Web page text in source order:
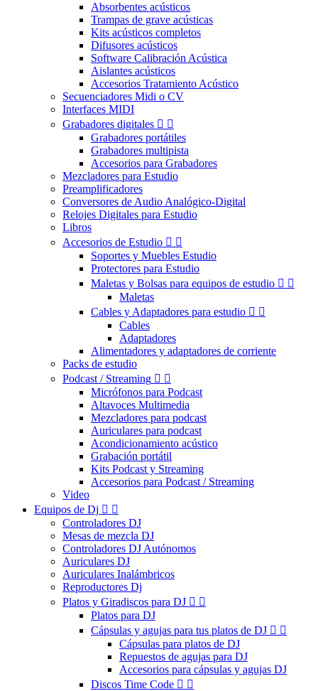
Absorbentes acústicos
Trampas de grave acústicas
Kits acústicos completos
Difusores acústicos
Software Calibración Acústica
Aislantes acústicos
Accesorios Tratamiento Acústico
Secuenciadores Midi o CV
Interfaces MIDI
Grabadores digitales  
Grabadores portátiles
Grabadores multipista
Accesorios para Grabadores
Mezcladores para Estudio
Preamplificadores
Conversores de Audio Analógico-Digital
Relojes Digitales para Estudio
Libros
Accesorios de Estudio  
Soportes y Muebles Estudio
Protectores para Estudio
Maletas y Bolsas para equipos de estudio  
Maletas
Cables y Adaptadores para estudio  
Cables
Adaptadores
Alimentadores y adaptadores de corriente
Packs de estudio
Podcast / Streaming  
Micrófonos para Podcast
Altavoces Multimedia
Mezcladores para podcast
Auriculares para podcast
Acondicionamiento acústico
Grabación portátil
Kits Podcast y Streaming
Accesorios para Podcast / Streaming
Video
Equipos de Dj  
Controladores DJ
Mesas de mezcla DJ
Controladores DJ Autónomos
Auriculares DJ
Auriculares Inalámbricos
Reproductores Dj
Platos y Giradiscos para DJ  
Platos para DJ
Cápsulas y agujas para tus platos de DJ  
Cápsulas para platos de DJ
Repuestos de agujas para DJ
Accesorios para cápsulas y agujas DJ
Discos Time Code  